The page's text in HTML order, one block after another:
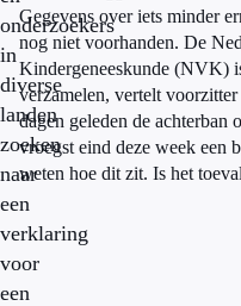
onderzoekers
in
diverse
landen
zoeken
naar
een
verklaring
voor
een
Gegevens over iets minder
nog niet voorhanden. De
Kindergeneeskunde (NVK)
verzamelen, vertelt
dagen geleden de
vroegst eind deze week een
weten hoe dit zit. Is het